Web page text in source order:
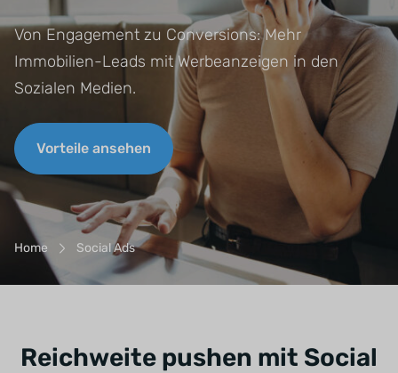
Von Engagement zu Conversions: Mehr
Immobilien-Leads mit Werbeanzeigen in den
Sozialen Medien.
Vorteile ansehen
Breadcrumb-Navigation
Home Social Ads
Reichweite pushen mit Social